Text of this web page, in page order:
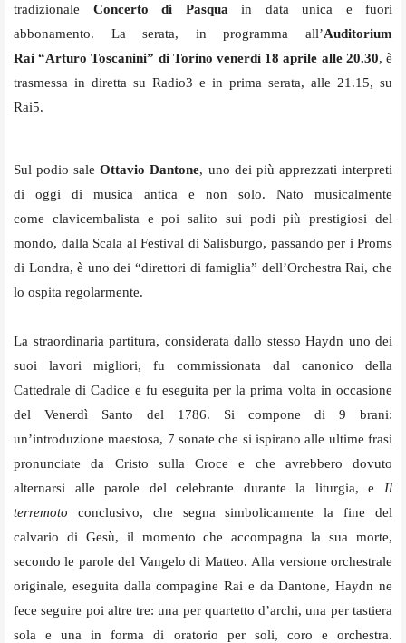
tradizionale Concerto di Pasqua in data unica e fuori
abbonamento. La serata, in programma all’Auditorium
Rai“Arturo Toscanini” di Torino venerdì 18 aprile alle 20.30, è
trasmessa in diretta su Radio3 e in prima serata, alle 21.15, su
Rai5.
Sul podio saleOttavio Dantone, uno dei più apprezzati interpreti
di oggi di musica antica e non solo. Nato musicalmente
come clavicembalista e poi salito sui podi più prestigiosi del
mondo, dalla Scala al Festival di Salisburgo, passando per i Proms
di Londra, è uno dei “direttori di famiglia” dell’Orchestra Rai, che
lo ospita regolarmente.
La straordinaria partitura, considerata dallo stesso Haydn uno dei
suoi lavori migliori, fu commissionata dal canonico della
Cattedrale di Cadice e fu eseguita per la prima volta in occasione
del Venerdì Santo del 1786. Si compone di 9 brani:
un’introduzione maestosa, 7 sonate che si ispirano alle ultime frasi
pronunciate da Cristo sulla Croce e che avrebbero dovuto
alternarsi alle parole del celebrante durante la liturgia,e Il
terremoto conclusivo, che segna simbolicamente la fine del
calvario di Gesù, il momento che accompagna la sua morte,
secondo le parole del Vangelo di Matteo. Alla versione orchestrale
originale, eseguita dalla compagine Rai e da Dantone, Haydn ne
fece seguire poi altre tre: una per quartetto d’archi, una per tastiera
sola e una in forma di oratorio per soli, coro e orchestra.